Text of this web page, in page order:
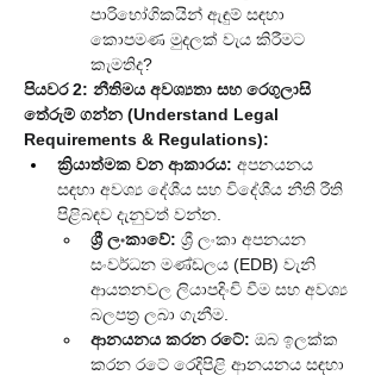
පාරිභෝගිකයින් ඇඳුම් සඳහා
කොපමණ මුදලක් වැය කිරීමට
කැමතිද?
පියවර 2: නීතිමය අවශ්‍යතා සහ රෙගුලාසි
තේරුම් ගන්න (Understand Legal
Requirements & Regulations):
ක්‍රියාත්මක වන ආකාරය: අපනයනය
සඳහා අවශ්‍ය දේශීය සහ විදේශීය නීති රීති
පිළිබඳව දැනුවත් වන්න.
ශ්‍රී ලංකාවේ: ශ්‍රී ලංකා අපනයන
සංවර්ධන මණ්ඩලය (EDB) වැනි
ආයතනවල ලියාපදිංචි වීම සහ අවශ්‍ය
බලපත්‍ර ලබා ගැනීම.
ආනයනය කරන රටේ: ඔබ ඉලක්ක
කරන රටේ රෙදිපිළි ආනයනය සඳහා